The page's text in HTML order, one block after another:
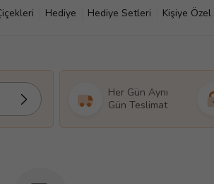
Hediye Hediye Setleri Kişiye Özel
Her Gün Aynı
Gün Teslimat